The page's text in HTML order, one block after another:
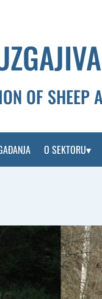
OF SHEEP
O SEKTORU